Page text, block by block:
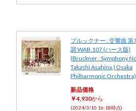
ブルックナー : 交響曲 第
調 WAB.107 (ハース版)
(Bruckner : Symphony
Takashi Asahina | Osaka
Philharmonic
新品価格
￥4,930から
(2024/3/10 16:18時点)